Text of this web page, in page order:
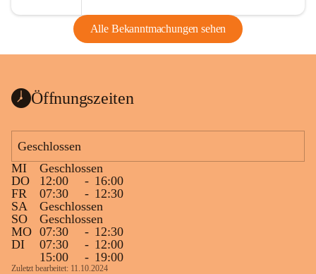
Alle Bekanntmachungen sehen
Öffnungszeiten
Geschlossen
MI
Geschlossen
DO
12:00 - 16:00
FR
07:30 - 12:30
SA
Geschlossen
SO
Geschlossen
MO 07:30 - 12:30
DI
07:30 - 12:00
15:00
- 19:00
Zuletzt bearbeitet: 11.10.2024